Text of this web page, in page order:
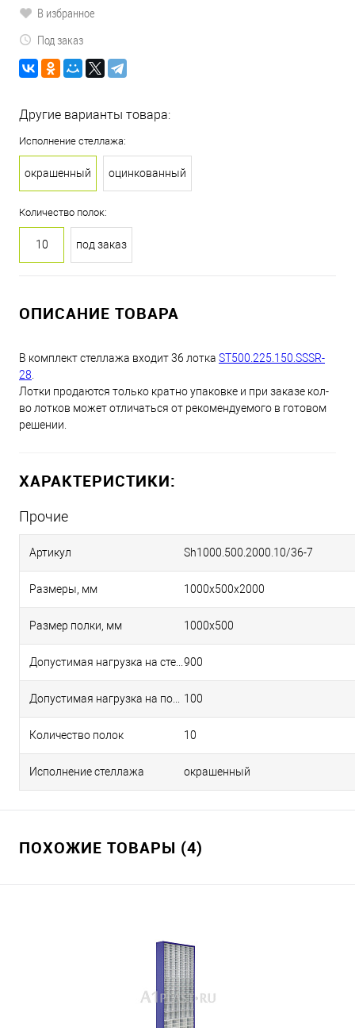
В избранное
Под заказ
Другие варианты товара:
Исполнение стеллажа:
окрашенный оцинкованный
Количество полок:
10 под заказ
ОПИСАНИЕ ТОВАРА
В комплект стеллажа входит 36 лотка ST500.225.150.SSSR-
28.
Лотки продаются только кратно упаковке и при заказе кол-
во лотков может отличаться от рекомендуемого в готовом
решении.
ХАРАКТЕРИСТИКИ:
Прочие
Артикул Sh1000.500.2000.10/36-7
Размеры, мм 1000х500х2000
Размер полки, мм 1000х500
Допустимая нагрузка на стеллаже, кг900
Допустимая нагрузка на полку, кг 100
Количество полок 10
Исполнение стеллажа окрашенный
ПОХОЖИЕ ТОВАРЫ (4)